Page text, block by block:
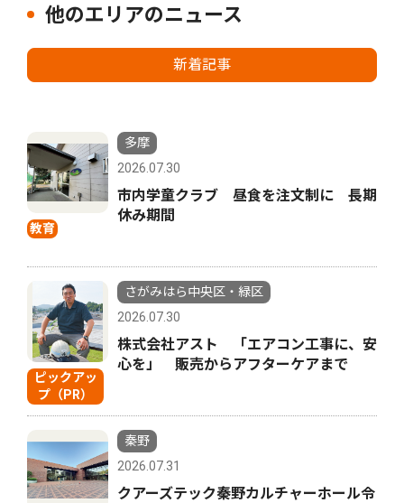
他のエリアのニュース
新着記事
教育
多摩
2026.07.30
市内学童クラブ 昼食を注文制に 長期
休み期間
ピックアッ
プ（PR）
さがみはら中央区・緑区
2026.07.30
株式会社アスト 「エアコン工事に、安
心を」 販売からアフターケアまで
秦野
2026.07.31
クアーズテック秦野カルチャーホール令